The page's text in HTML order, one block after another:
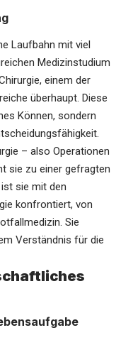
Laufbahn mit viel
Medizinstudium
einem der
überhaupt. Diese
Können, sondern
– also Operationen
sie zu einer gefragten
sie mit den
konfrontiert, von
Sie
Verständnis für die